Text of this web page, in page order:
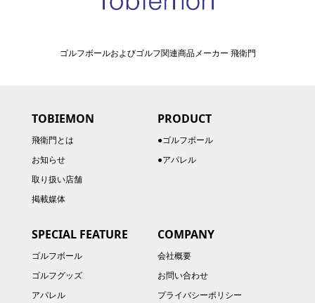
ゴルフボールおよびゴルフ関連商品メーカー 飛衛門
TOBIEMON
飛衛門とは
お知らせ
取り扱い店舗
掲載媒体
PRODUCT
●ゴルフボール
●アパレル
SPECIAL FEATURE
ゴルフボール
ゴルフグッズ
アパレル
COMPANY
会社概要
お問い合わせ
プライバシーポリシー